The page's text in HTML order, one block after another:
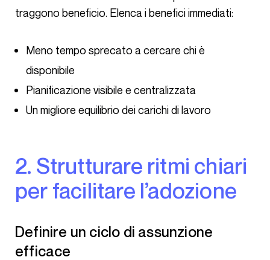
traggono beneficio. Elenca i benefici immediati:
Meno tempo sprecato a cercare chi è
disponibile
Pianificazione visibile e centralizzata
Un migliore equilibrio dei carichi di lavoro
2. Strutturare ritmi chiari
per facilitare l’adozione
Definire un ciclo di assunzione
efficace